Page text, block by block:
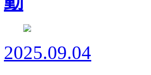
2025.09.04